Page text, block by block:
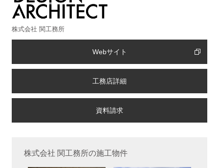
株式会社 関工務所
Webサイト
工務店詳細
株式会社 関工務所の施工物件